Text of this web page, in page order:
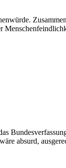
absurd,